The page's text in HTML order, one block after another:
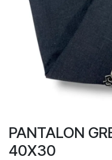
PANTALON
40X30